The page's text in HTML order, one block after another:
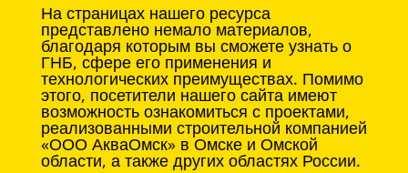
На страницах нашего ресурса
представлено немало материалов,
благодаря которым вы сможете узнать о
ГНБ, сфере его применения и
технологических преимуществах. Помимо
этого, посетители нашего сайта имеют
возможность ознакомиться с проектами,
реализованными строительной компанией
«ООО АкваОмск» в Омске и Омской
области, а также других областях России.